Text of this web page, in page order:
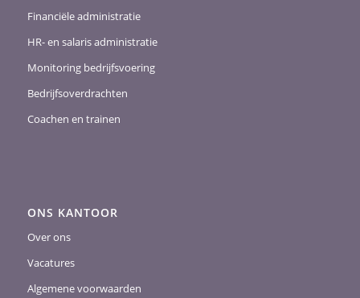
Financiële administratie
HR- en salaris administratie
Monitoring bedrijfsvoering
Bedrijfsoverdrachten
Coachen en trainen
ONS KANTOOR
Over ons
Vacatures
Algemene voorwaarden